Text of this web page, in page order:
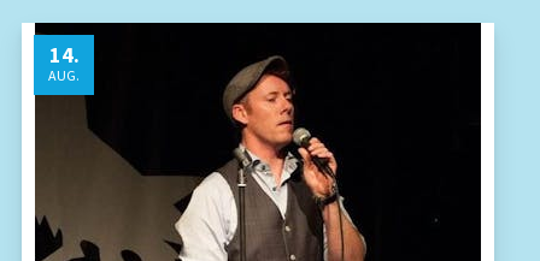
14.
AUG.